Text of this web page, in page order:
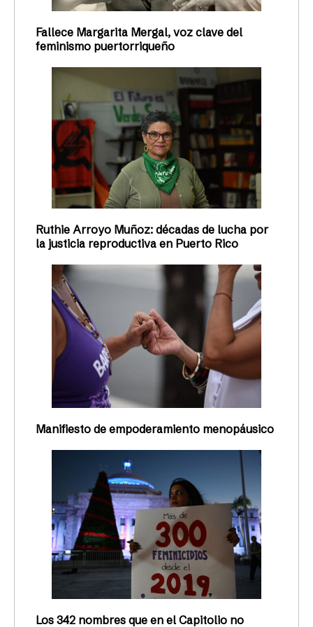
Fallece Margarita Mergal, voz clave del
feminismo puertorriqueño
Ruthie Arroyo Muñoz: décadas de lucha por
la justicia reproductiva en Puerto Rico
Manifiesto de empoderamiento menopáusico
Los 342 nombres que en el Capitolio no